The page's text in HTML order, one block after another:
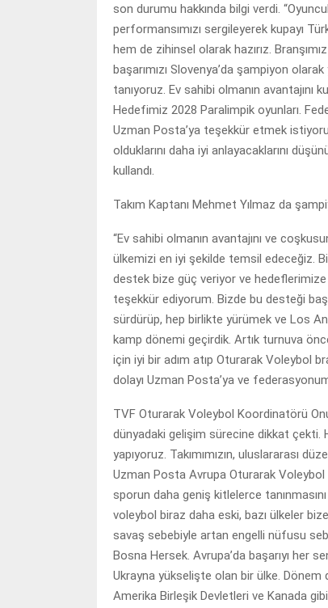
son durumu hakkında bilgi verdi.
performansımızı sergileyerek kupayı
hem de zihinsel olarak hazırız.
başarımızı Slovenya’da şampiyon olarak
tanıyoruz. Ev sahibi olmanın
Hedefimiz 2028 Paralimpik oyunları.
Uzman Posta’ya teşekkür etmek
olduklarını daha iyi anlayacaklarını
kullandı.
Takım Kaptanı Mehmet Yılmaz da
“Ev sahibi olmanın avantajını ve
ülkemizi en iyi şekilde temsil edeceğiz.
destek bize güç veriyor ve
teşekkür ediyorum. Bizde bu desteği
sürdürüp, hep birlikte yürümek ve Los
kamp dönemi geçirdik. Artık turnuva
için iyi bir adım atıp Oturarak Voleybol
dolayı Uzman Posta’ya ve
TVF Oturarak Voleybol Koordinatörü
dünyadaki gelişim sürecine dikkat çekti.
yapıyoruz. Takımımızın, uluslararası
Uzman Posta Avrupa Oturarak Voleybol
sporun daha geniş kitlelerce
voleybol biraz daha eski, bazı ülkeler
savaş sebebiyle artan engelli nüfusu
Bosna Hersek. Avrupa’da başarıyı her
Ukrayna yükselişte olan bir ülke.
Amerika Birleşik Devletleri ve Kanada